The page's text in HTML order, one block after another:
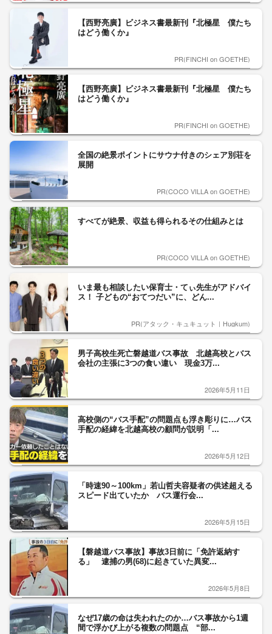
【西野亮廣】ビジネス書最新刊『北極星 僕たち
はどう働くか』
PR(FINCHI on GOETHE)
【西野亮廣】ビジネス書最新刊『北極星 僕たち
はどう働くか』
PR(FINCHI on GOETHE)
全国の絶景ポイントにサウナ付きのシェア別荘を
展開
PR(COCO VILLA on GOETHE)
すべてが絶景、収益も得られるその仕組みとは
PR(COCO VILLA on GOETHE)
いま最も相談したい保育士・てぃ先生がアドバイ
ス！ 子どもの“おてつだい”に、どん...
PR(アタック・キュキュット｜Hugkum)
男子高校生死亡磐越道バス事故 北越高校とバス
会社の主張に3つの食い違い 現金3万...
2026年5月11日
高校側の“バス手配”の問題点も浮き彫りに…バス
手配の経緯を北越高校の顧問が説明「...
2026年5月12日
「時速90～100km」若山哲夫容疑者の供述超える
スピード出ていたか バス運行会...
2026年5月15日
【磐越道バス事故】事故3日前に「免許返納す
る」 逮捕の男(68)に起きていた異変...
2026年5月8日
なぜ17歳の命は失われたのか…バス事故から1週
間で浮かび上がる複数の問題点 “部...